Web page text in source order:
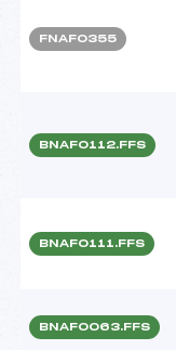
FNAF0355
BNAF0112.FFS
BNAF0111.FFS
BNAF0063.FFS